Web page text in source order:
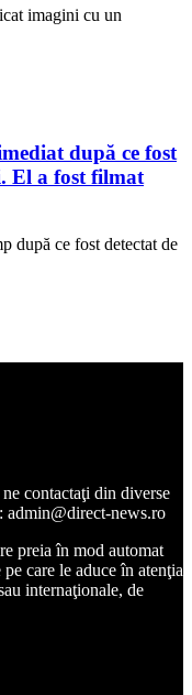
imagini cu un
după ce fost
El a fost filmat
după ce fost detectat de
contactaţi din diverse
admin@direct-news.ro
preia în mod automat
care le aduce în atenţia
internaţionale, de